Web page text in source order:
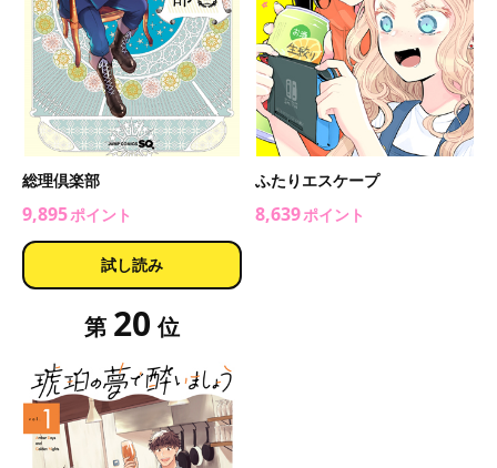
総理倶楽部
9,895ポイント
試し読み
ふたりエスケープ
8,639ポイント
第 20 位